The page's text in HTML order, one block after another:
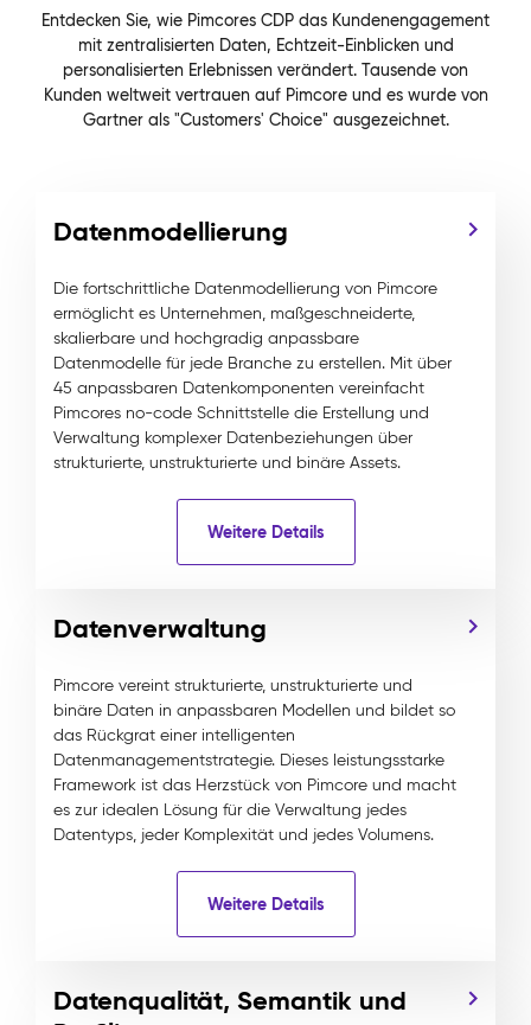
Entdecken Sie, wie Pimcores CDP das Kundenengagement
mit zentralisierten Daten, Echtzeit-Einblicken und
personalisierten Erlebnissen verändert. Tausende von
Kunden weltweit vertrauen auf Pimcore und es wurde von
Gartner als "Customers' Choice" ausgezeichnet.
Datenmodellierung
Die fortschrittliche Datenmodellierung von Pimcore
ermöglicht es Unternehmen, maßgeschneiderte,
skalierbare und hochgradig anpassbare
Datenmodelle für jede Branche zu erstellen. Mit über
45 anpassbaren Datenkomponenten vereinfacht
Pimcores no-code Schnittstelle die Erstellung und
Verwaltung komplexer Datenbeziehungen über
strukturierte, unstrukturierte und binäre Assets.
Weitere Details
Datenverwaltung
Pimcore vereint strukturierte, unstrukturierte und
binäre Daten in anpassbaren Modellen und bildet so
das Rückgrat einer intelligenten
Datenmanagementstrategie. Dieses leistungsstarke
Framework ist das Herzstück von Pimcore und macht
es zur idealen Lösung für die Verwaltung jedes
Datentyps, jeder Komplexität und jedes Volumens.
Weitere Details
Datenqualität, Semantik und